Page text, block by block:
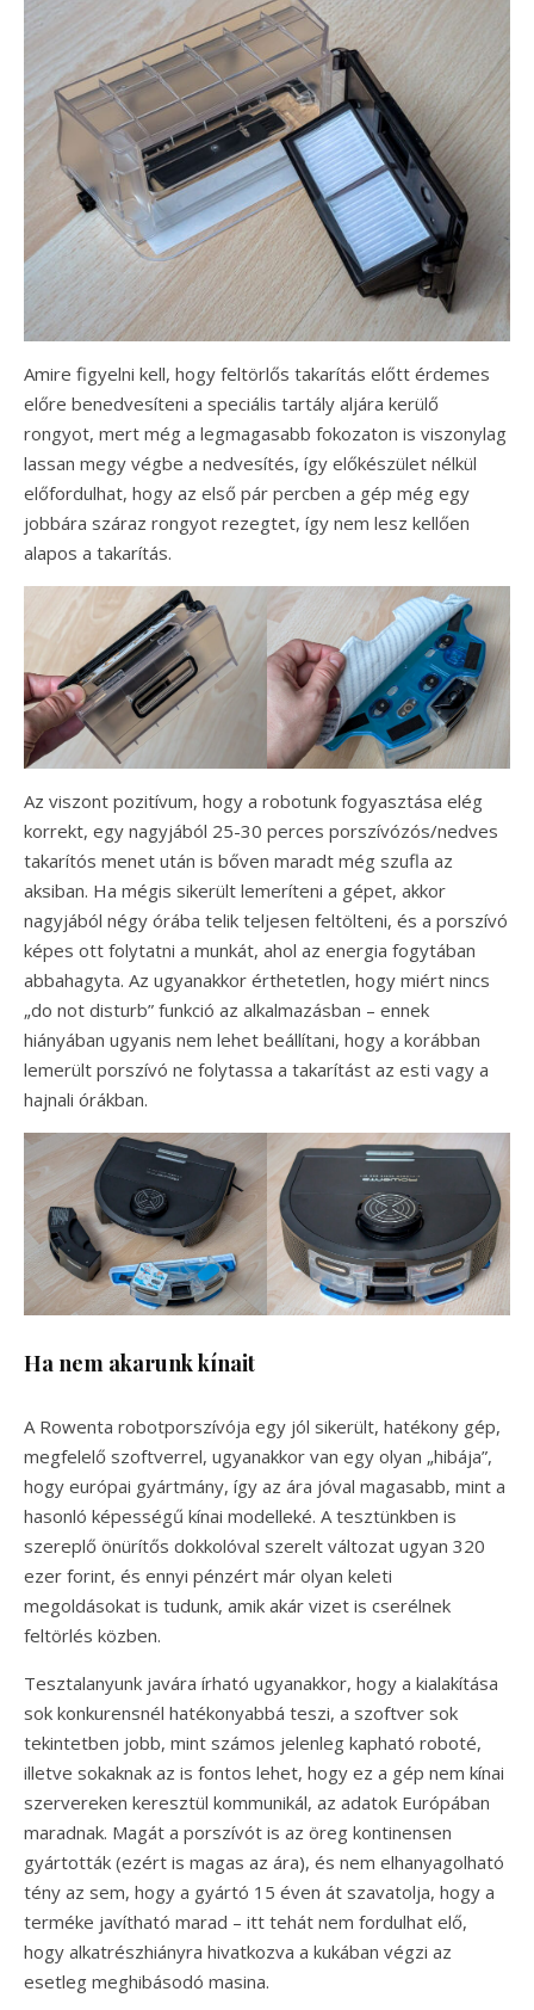
Amire figyelni kell, hogy feltörlős takarítás előtt érdemes
előre benedvesíteni a speciális tartály aljára kerülő
rongyot, mert még a legmagasabb fokozaton is viszonylag
lassan megy végbe a nedvesítés, így előkészület nélkül
előfordulhat, hogy az első pár percben a gép még egy
jobbára száraz rongyot rezegtet, így nem lesz kellően
alapos a takarítás.
Az viszont pozitívum, hogy a robotunk fogyasztása elég
korrekt, egy nagyjából 25-30 perces porszívózós/nedves
takarítós menet után is bőven maradt még szufla az
aksiban. Ha mégis sikerült lemeríteni a gépet, akkor
nagyjából négy órába telik teljesen feltölteni, és a porszívó
képes ott folytatni a munkát, ahol az energia fogytában
abbahagyta. Az ugyanakkor érthetetlen, hogy miért nincs
„do not disturb” funkció az alkalmazásban – ennek
hiányában ugyanis nem lehet beállítani, hogy a korábban
lemerült porszívó ne folytassa a takarítást az esti vagy a
hajnali órákban.
Ha nem akarunk kínait
A Rowenta robotporszívója egy jól sikerült, hatékony gép,
megfelelő szoftverrel, ugyanakkor van egy olyan „hibája”,
hogy európai gyártmány, így az ára jóval magasabb, mint a
hasonló képességű kínai modelleké. A tesztünkben is
szereplő önürítős dokkolóval szerelt változat ugyan 320
ezer forint, és ennyi pénzért már olyan keleti
megoldásokat is tudunk, amik akár vizet is cserélnek
feltörlés közben.
Tesztalanyunk javára írható ugyanakkor, hogy a kialakítása
sok konkurensnél hatékonyabbá teszi, a szoftver sok
tekintetben jobb, mint számos jelenleg kapható roboté,
illetve sokaknak az is fontos lehet, hogy ez a gép nem kínai
szervereken keresztül kommunikál, az adatok Európában
maradnak. Magát a porszívót is az öreg kontinensen
gyártották (ezért is magas az ára), és nem elhanyagolható
tény az sem, hogy a gyártó 15 éven át szavatolja, hogy a
terméke javítható marad – itt tehát nem fordulhat elő,
hogy alkatrészhiányra hivatkozva a kukában végzi az
esetleg meghibásodó masina.